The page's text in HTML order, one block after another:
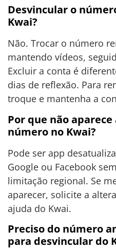
Desvincular o
Kwai?
Não. Trocar o número
mantendo vídeos,
Excluir a conta é
dias de reflexão. Para
troque e mantenha a
Por que não
número no Kwai?
Pode ser app
Google ou Facebook
limitação regional. Se
aparecer, solicite a
ajuda do Kwai.
Preciso do número
para desvincular do